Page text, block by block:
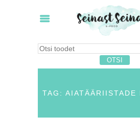
TAG: AIATÄÄRIISTADE